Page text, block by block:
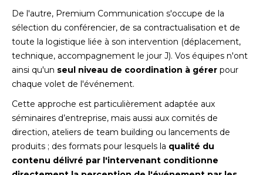
De l'autre, Premium Communication s'occupe de la
sélection du conférencier, de sa contractualisation et de
toute la logistique liée à son intervention (déplacement,
technique, accompagnement le jour J). Vos équipes n'ont
ainsi qu'un seul niveau de coordination à gérer pour
chaque volet de l'événement.
Cette approche est particulièrement adaptée aux
séminaires d’entreprise, mais aussi aux comités de
direction, ateliers de team building ou lancements de
produits ; des formats pour lesquels la qualité du
contenu délivré par l'intervenant conditionne